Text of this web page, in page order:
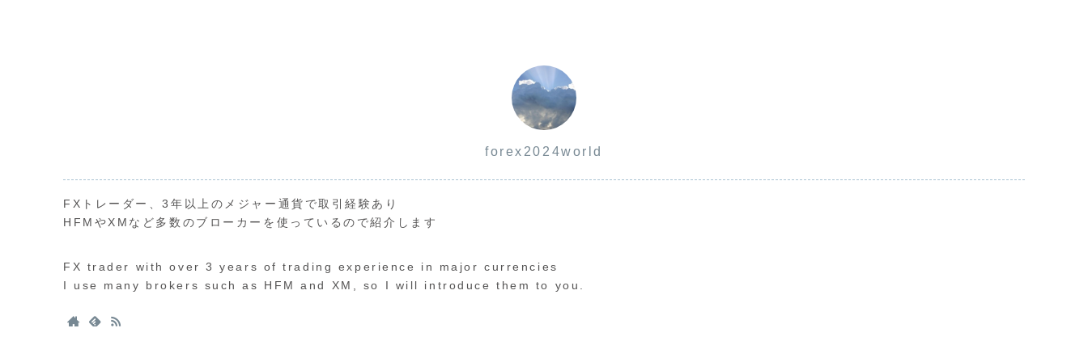
forex2024world
FXトレーダー、3年以上のメジャー通貨で取引経験あり
HFMやXMなど多数のブローカーを使っているので紹介します
FX trader with over 3 years of trading experience in major currencies
I use many brokers such as HFM and XM, so I will introduce them to you.